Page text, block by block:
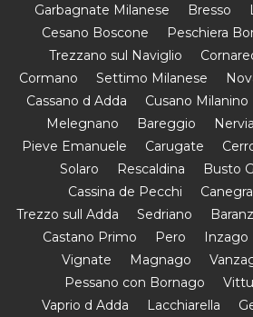
Garbagnate Milanese
Bresso
Cesano Boscone
Peschiera
Trezzano sul Naviglio
Cormano
Settimo Milanese
Cassano d Adda
Cusano Milanino
Melegnano
Bareggio
Pieve Emanuele
Carugate
Solaro
Rescaldina Busto
Cassina de Pecchi
Trezzo sull Adda
Sedriano
Castano Primo
Pero Inzago
Vignate
Magnago
Pessano con Bornago
Vaprio d Adda
Lacchiarella